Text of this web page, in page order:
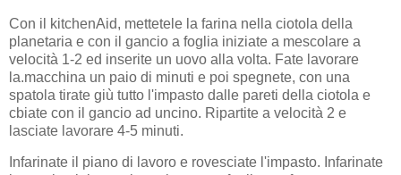
Con il kitchenAid, mettetele la farina nella ciotola della
planetaria e con il gancio a foglia iniziate a mescolare a
velocità 1-2 ed inserite un uovo alla volta. Fate lavorare
la.macchina un paio di minuti e poi spegnete, con una
spatola tirate giù tutto l'impasto dalle pareti della ciotola e
cbiate con il gancio ad uncino. Ripartite a velocità 2 e
lasciate lavorare 4-5 minuti.
Infarinate il piano di lavoro e rovesciate l'impasto. Infarinate